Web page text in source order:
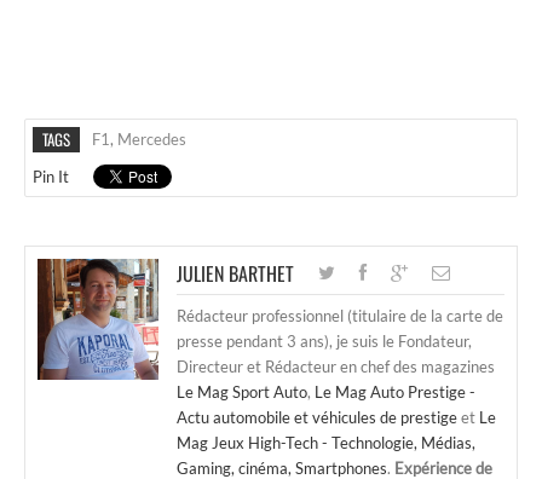
TAGS F1, Mercedes
Pin It
JULIEN BARTHET
Rédacteur professionnel (titulaire de la carte de
presse pendant 3 ans), je suis le Fondateur,
Directeur et Rédacteur en chef des magazines
Le Mag Sport Auto, Le Mag Auto Prestige -
Actu automobile et véhicules de prestigeet Le
Mag Jeux High-Tech - Technologie, Médias,
Gaming, cinéma, Smartphones. Expérience de